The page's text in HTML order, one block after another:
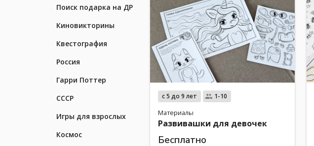
Поиск подарка на ДР
Киновикторины
Квестография
Россия
Гарри Поттер
СССР
Игры для взрослых
Космос
с 5 до 9 лет 1-10
Материалы
Развивашки для девочек
Бесплатно